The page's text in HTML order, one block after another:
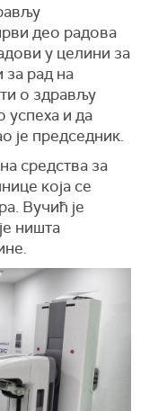
део радова
у целини за
за рад на
о здрављу
и да
је председник.
средства за
која се
Вучић је
ништа